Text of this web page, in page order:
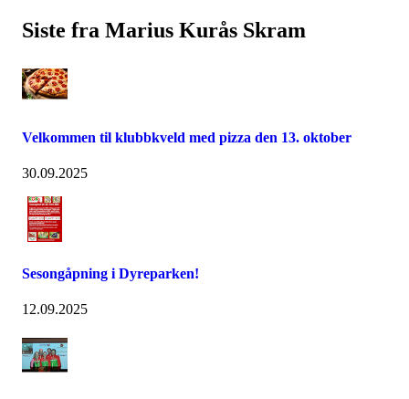
Siste fra Marius Kurås Skram
Velkommen til klubbkveld med pizza den 13. oktober
30.09.2025
Sesongåpning i Dyreparken!
12.09.2025